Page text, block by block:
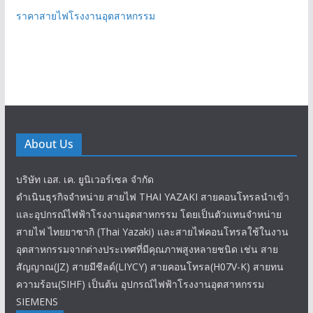
ราคาสายไฟโรงงานอุตสาหกรรม
About Us
บริษัท เอส. เค. ยูนิเวอร์เซล จำกัด
ดำเนินธุรกิจจำหน่าย สายไฟ THAI YAZAKI สายคอนโทรลนำเข้า
และอุปกรณ์ไฟฟ้าโรงงานอุตสาหกรรม โดยเป็นตัวแทนจำหน่าย
สายไฟ ไทยยาซากิ (Thai Yazaki) และสายไฟคอนโทรลใช้ในงาน
อุตสาหกรรมจากต่างประเทศที่มีคุณภาพสูงหลายชนิด เช่น สาย
สัญญาณ(JZ) สายมีชีลด์(LIYCY) สายคอนโทรล(H07V-K) สายทน
ความร้อน(SIHF) เป็นต้น อุปกรณ์ไฟฟ้าโรงงานอุตสาหกรรม
SIEMENS